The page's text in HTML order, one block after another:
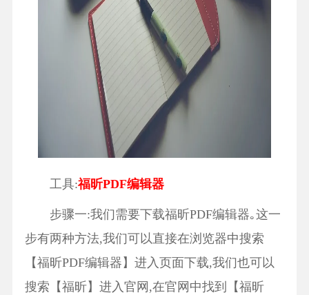
工具:福昕PDF编辑器
步骤一:我们需要下载福昕PDF编辑器｡这一
步有两种方法,我们可以直接在浏览器中搜索
【福昕PDF编辑器】进入页面下载,我们也可以
搜索【福昕】进入官网,在官网中找到【福昕